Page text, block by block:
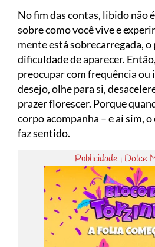
No fim das contas, libido não
sobre como você vive e
mente está sobrecarregada, o
dificuldade de aparecer.
preocupar com frequência ou
desejo, olhe para si,
prazer florescer. Porque
corpo acompanha – e aí sim,
faz sentido.
Publicidade | Dolce